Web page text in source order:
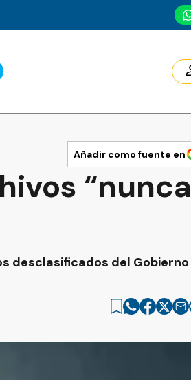
Añadir como fuente en
“nunca
desclasificados del Gobierno